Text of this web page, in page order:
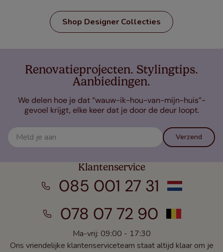
Shop Designer Collecties
Renovatieprojecten. Stylingtips.
Aanbiedingen.
We delen hoe je dat “wauw-ik-hou-van-mijn-huis”-
gevoel krijgt, elke keer dat je door de deur loopt.
Verzend
Klantenservice
085 001 27 31
078 07 72 90
Ma-vrij: 09:00 - 17:30
Ons vriendelijke klantenserviceteam staat altijd klaar om je